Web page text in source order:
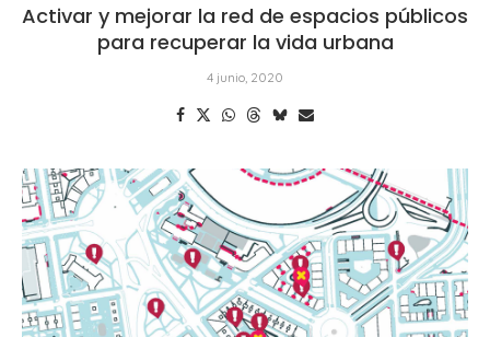
Activar y mejorar la red de espacios públicos
para recuperar la vida urbana
4 junio, 2020